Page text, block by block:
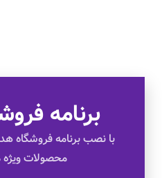
برنامه
با نصب برنامه فروشگاه
محصولات
به